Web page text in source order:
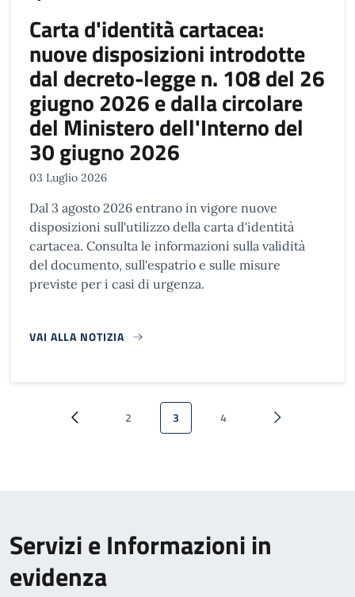
Carta d'identità cartacea:
nuove disposizioni introdotte
dal decreto-legge n. 108 del 26
giugno 2026 e dalla circolare
del Ministero dell'Interno del
30 giugno 2026
03 Luglio 2026
Dal 3 agosto 2026 entrano in vigore nuove
disposizioni sull'utilizzo della carta d'identità
cartacea. Consulta le informazioni sulla validità
del documento, sull'espatrio e sulle misure
previste per i casi di urgenza.
VAI ALLA NOTIZIA
Paginazione
Pagina precedente
Pagina
2 Pagina attuale
3 Pagina
4 Pagina
Servizi e Informazioni in
evidenza